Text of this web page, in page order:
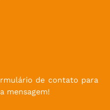
de contato para
mensagem!